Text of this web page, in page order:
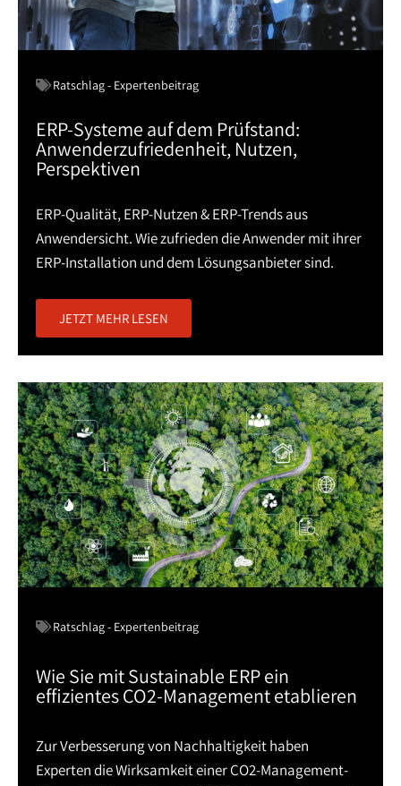
Ratschlag - Expertenbeitrag
ERP-Systeme auf dem Prüfstand:
Anwenderzufriedenheit, Nutzen,
Perspektiven
ERP-Qualität, ERP-Nutzen & ERP-Trends aus
Anwendersicht. Wie zufrieden die Anwender mit ihrer
ERP-Installation und dem Lösungsanbieter sind.
JETZT MEHR LESEN
Ratschlag - Expertenbeitrag
Wie Sie mit Sustainable ERP ein
effizientes CO2-Management etablieren
Zur Verbesserung von Nachhaltigkeit haben
Experten die Wirksamkeit einer CO2-Management-